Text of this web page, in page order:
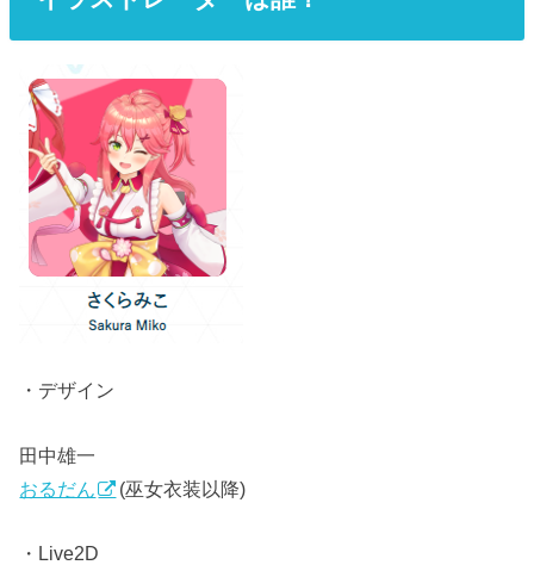
・デザイン
田中雄一
おるだん
(巫女衣装以降)
・Live2D